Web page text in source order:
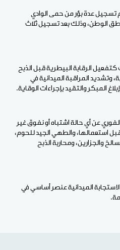
تسجيل عدة بؤر من حمى الوادي
الوطن، وذلك بعد تسجيل ثلاث
كتفعيل الرقابة البيطرية قبل الذبح
وتشديد المراقبة الميدانية في
المبكر والتقيد بإجراءات الوقاية.
عن أي حالة اشتباه أو نفوق غير
استعمالها، والطهي الجيد للحوم،
والجزارين، ومحاربة الذبح
الميدانية عنصر أساسي في